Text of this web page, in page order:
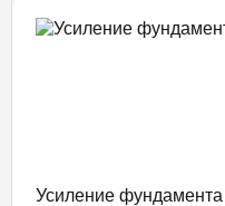
Усиление фундамента